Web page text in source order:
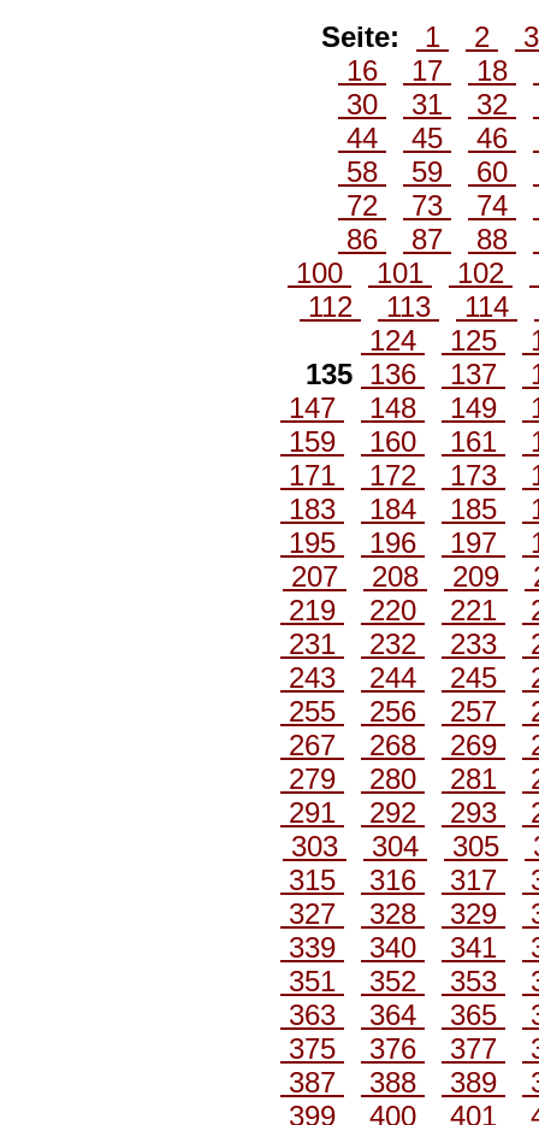
Seite: 1 2
16
17 18
30
31 32
44
45 46
58
59 60
72
73 74
86
87 88
100
101 102
112
113 114
124
125
135 136 137
147
148 149
159
160 161
171
172 173
183
184 185
195
196 197
207
208 209
219
220 221
231
232 233
243
244 245
255
256 257
267
268 269
279
280 281
291
292 293
303
304 305
315
316 317
327
328 329
339
340 341
351
352 353
363
364 365
375
376 377
387
388 389
399
400 401